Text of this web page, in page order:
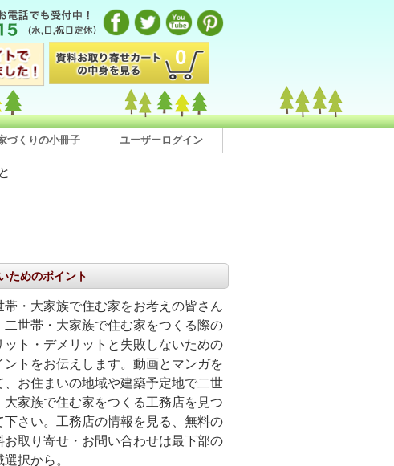
0
づくりの小冊子 ユーザーログイン
ためのポイント
帯・大家族で住む家をお考えの皆さん
二世帯・大家族で住む家をつくる際の
ット・デメリットと失敗しないための
ントをお伝えします。動画とマンガを
、お住まいの地域や建築予定地で二世
大家族で住む家をつくる工務店を見つ
下さい。工務店の情報を見る、無料の
お取り寄せ・お問い合わせは最下部の
選択から。